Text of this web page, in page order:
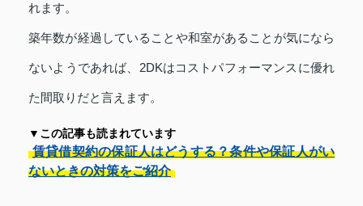
れます。
築年数が経過していることや和室があることが気になら
ないようであれば、2DKはコストパフォーマンスに優れ
た間取りだと言えます。
▼この記事も読まれています
賃貸借契約の保証人はどうする？条件や保証人がい
ないときの対策をご紹介